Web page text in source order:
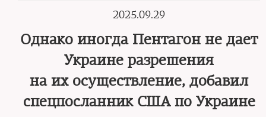
2025.09.29
Однако иногда Пентагон не дает
Украине разрешения
на их осуществление, добавил
спецпосланник США по Украине